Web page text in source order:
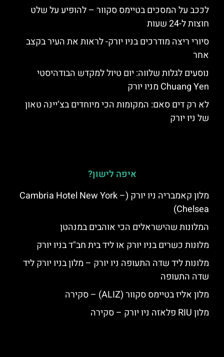
לככב על המסכים בטיימס סקוור – להופיע על שלט
חוצות ל-24 שעות
סיורי ריצה מודרכים בניו יורק- לראות את העיר בקצב
אחר
נוסעים לגלות שלווה: יום טיול למקדש הבודהיסטי
Chuang Yen מניו יורק
לא רק דים סאם: המקומות הכי מיוחדים בצ’יינה טאון
של ניו יורק
איפה לישון?
מלון קאמבריה ניו יורק (Cambria Hotel New York –
Chelsea)
המלונות שהישראלים הכי אוהבים במנהטן
מלונות כשרים בניו יורק או ליד בית חב"ד בניו יורק
מלונות ליד שדה התעופה ניו יורק – מלון בניו יורק ליד
שדה התעופה
מלון אליז בטיימס סקוור (ALIZ) – סקירה
מלון RIU פלאזה ניו יורק – סקירה